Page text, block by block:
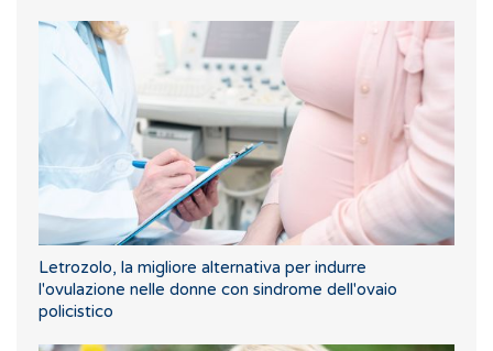
Letrozolo, la migliore alternativa per indurre
l'ovulazione nelle donne con sindrome dell'ovaio
policistico